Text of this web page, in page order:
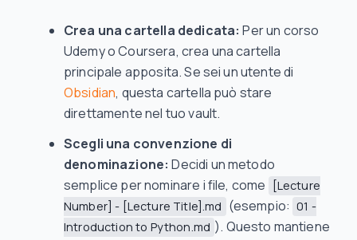
Crea una cartella dedicata: Per un corso
Udemy o Coursera, crea una cartella
principale apposita. Se sei un utente di
Obsidian, questa cartella può stare
direttamente nel tuo vault.
Scegli una convenzione di
denominazione: Decidi un metodo
semplice per nominare i file, come
[Lecture
Number] - [Lecture Title].md (esempio: 01 -
Introduction to Python.md ). Questo mantiene